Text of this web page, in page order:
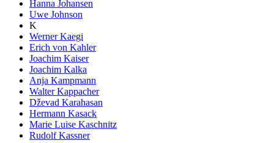
Hanna Johansen
Uwe Johnson
K
Werner Kaegi
Erich von Kahler
Joachim Kaiser
Joachim Kalka
Anja Kampmann
Walter Kappacher
Dževad Karahasan
Hermann Kasack
Marie Luise Kaschnitz
Rudolf Kassner